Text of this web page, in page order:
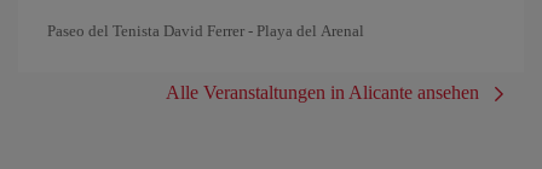
Paseo del Tenista David Ferrer - Playa del Arenal
Alle Veranstaltungen in Alicante ansehen